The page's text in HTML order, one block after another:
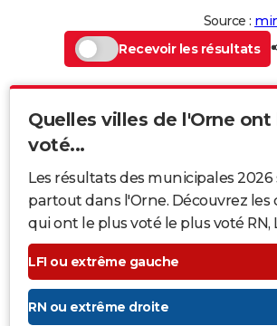
Source :
Recevoir les résultats
Quelles villes de l'Orne ont
voté...
Les résultats des municipales
partout dans l'Orne. Découvrez les
qui ont le plus voté le plus voté RN,
LFI ou extrême gauche
RN ou extrême droite